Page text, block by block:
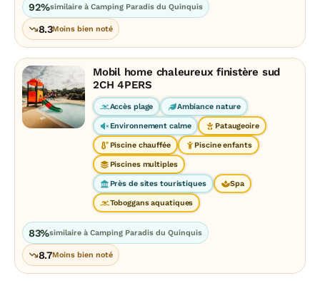
92%similaire à Camping Paradis du Quinquis
8.3Moins bien noté
Mobil home chaleureux finistère sud
2CH 4PERS
Accès plage Ambiance nature
Environnement calme Pataugeoire
Piscine chauffée Piscine enfants
Piscines multiples
Près de sites touristiques Spa
Toboggans aquatiques
83%similaire à Camping Paradis du Quinquis
8.7Moins bien noté